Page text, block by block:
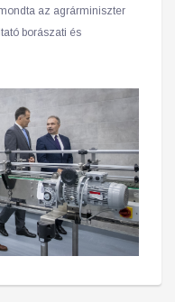
az agrárminiszter
borászati és